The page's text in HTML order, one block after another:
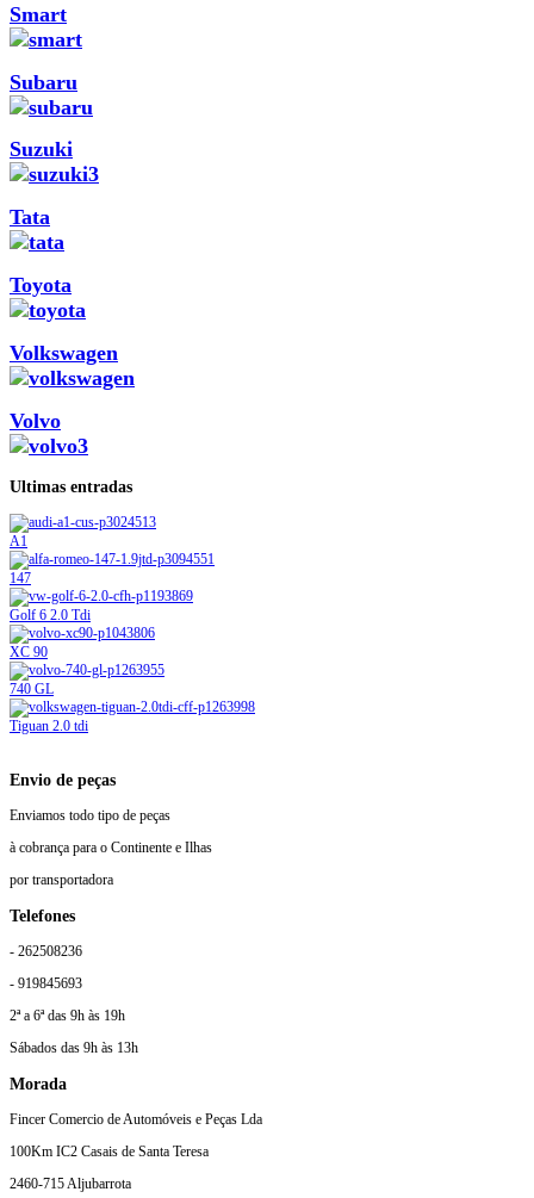
Smart
Subaru
Suzuki
Tata
Toyota
Volkswagen
Volvo
Ultimas entradas
A1
147
Golf 6 2.0 Tdi
XC 90
740 GL
Tiguan 2.0 tdi
Envio de peças
Enviamos todo tipo de peças
à cobrança para o Continente e Ilhas
por transportadora
Telefones
- 262508236
- 919845693
2ª a 6ª das 9h às 19h
Sábados das 9h às 13h
Morada
Fincer Comercio de Automóveis e Peças Lda
100Km IC2 Casais de Santa Teresa
2460-715 Aljubarrota